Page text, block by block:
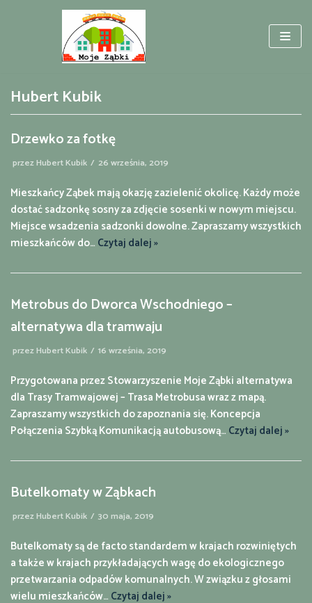
Hubert Kubik
Drzewko za fotkę
przezHubert Kubik 26 września, 2019
Mieszkańcy Ząbek mają okazję zazielenić okolicę. Każdy może
dostać sadzonkę sosny za zdjęcie sosenki w nowym miejscu.
Miejsce wsadzenia sadzonki dowolne. Zapraszamy wszystkich
mieszkańców do… Czytaj dalej »
Metrobus do Dworca Wschodniego –
alternatywa dla tramwaju
przezHubert Kubik 16 września, 2019
Przygotowana przez Stowarzyszenie Moje Ząbki alternatywa
dla Trasy Tramwajowej – Trasa Metrobusa wraz z mapą.
Zapraszamy wszystkich do zapoznania się. Koncepcja
Połączenia Szybką Komunikacją autobusową… Czytaj dalej »
Butelkomaty w Ząbkach
przezHubert Kubik 30 maja, 2019
Butelkomaty są de facto standardem w krajach rozwiniętych
a także w krajach przykładających wagę do ekologicznego
przetwarzania odpadów komunalnych. W związku z głosami
wielu mieszkańców… Czytaj dalej »